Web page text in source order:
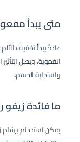
متى يبدأ مفعول
الفموية، ويصل
واستجابة الجسم.
ما فائدة زيفو